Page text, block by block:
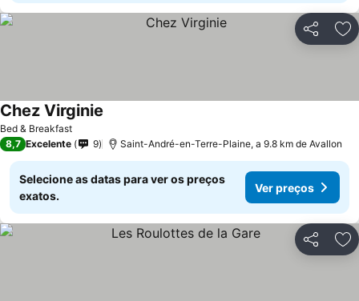
Partilhar
Bed & Breakfast
Chez Virginie
8,7 Excelente 9 Saint-André-en-Terre-Plaine, a 9.8 km de Avallon
Selecione as datas para ver os preços
exatos.
Ver preços
Partilhar